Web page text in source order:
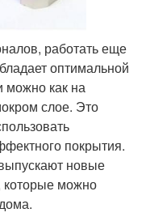
работать еще
оптимальной
можно как на
слое. Это
покрытия.
новые
которые можно